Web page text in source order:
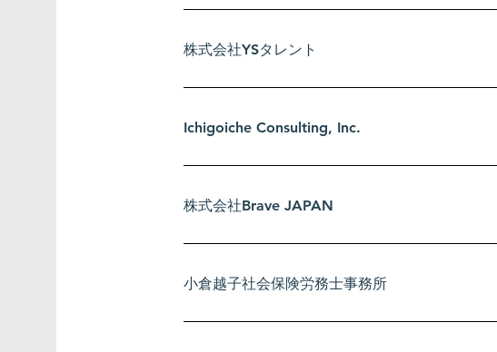
オレンジハート株式会社
一般社団法人 グローバル人材キャリア支援協会
行政書士法人Climb
PBI株式会社
株式会社エビヌマ
株式会社YSタレント
Ichigoiche Consulting, Inc.
株式会社Brave JAPAN
小倉越子社会保険労務士事務所